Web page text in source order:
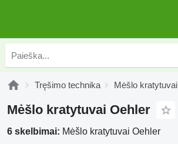
Tręšimo technika Mėšlo kratytuvai
Mėšlo kratytuvai Oehler
6 skelbimai: Mėšlo kratytuvai Oehler